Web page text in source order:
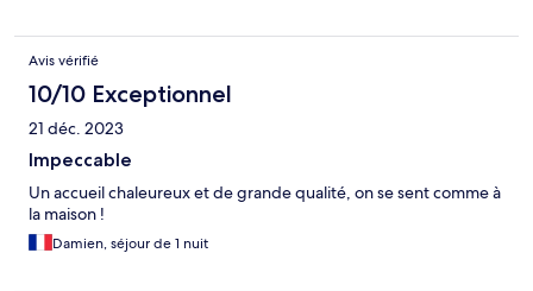
Avis vérifié
10/10 Exceptionnel
21 déc. 2023
Impeccable
Un accueil chaleureux et de grande qualité, on se sent comme à
la maison !
Damien, séjour de 1 nuit